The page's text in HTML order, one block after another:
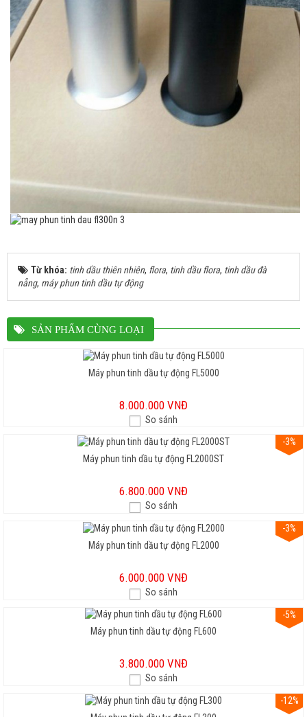
Từ khóa: tinh dầu thiên nhiên, flora, tinh dầu flora, tinh dầu đà
nẵng, máy phun tinh dầu tự động
SẢN PHẨM CÙNG LOẠI
Máy phun tinh dầu tự động FL5000
8.000.000 VNĐ
So sánh
Máy phun tinh dầu tự động FL2000ST
6.800.000 VNĐ
-3%
So sánh
Máy phun tinh dầu tự động FL2000
6.000.000 VNĐ
-3%
So sánh
Máy phun tinh dầu tự động FL600
3.800.000 VNĐ
-5%
So sánh
-12%